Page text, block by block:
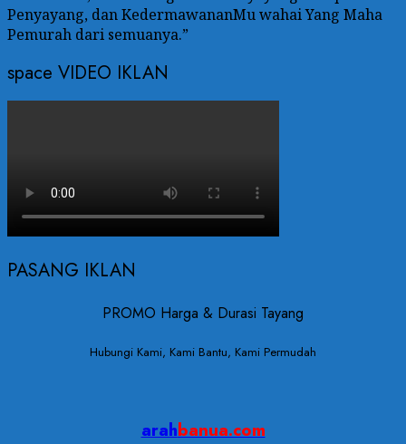
Penyayang, dan KedermawananMu wahai Yang Maha
Pemurah dari semuanya.”
space VIDEO IKLAN
PASANG IKLAN
PROMO Harga & Durasi Tayang
Hubungi Kami, Kami Bantu, Kami Permudah
arahbanua.com